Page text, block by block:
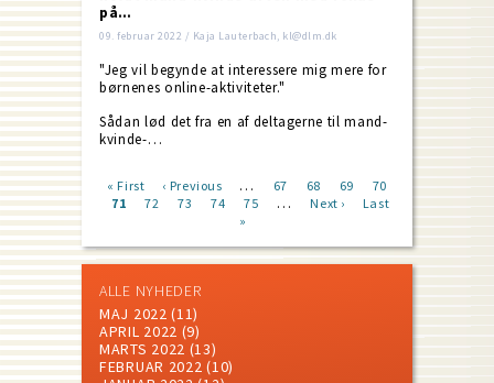
på…
09. februar 2022 / Kaja Lauterbach, kl@dlm.dk
"Jeg vil begynde at interessere mig mere for
børnenes online-aktiviteter."
Sådan lød det fra en af deltagerne til mand-
kvinde-…
Pagination
First
page
« First
Previous
page
‹ Previous … Page
67 Page
68 Page
69 Page
70
Current
71 Page
72 Page
73 Page
74 Page
75 …
Next
Next ›
Last
Last
»
ALLE NYHEDER
MAJ 2022 (11)
APRIL 2022 (9)
MARTS 2022 (13)
FEBRUAR 2022 (10)